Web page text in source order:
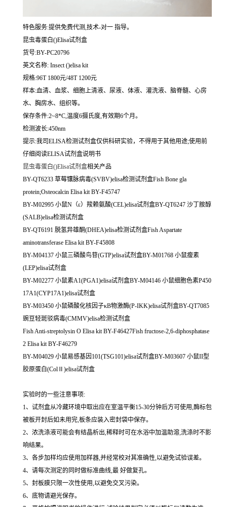
特色服务:提供免费代测,技术-对一 指导。
昆虫毒蛋白()Elisa试剂盒
货号:BY-PC20796
英文名称: Insect ()elisa kit
规格:96T 1800元/48T 1200元
样本:血清、血浆、细胞上清液、尿液、体液、灌洗液、脑脊髓、心房
水、胸房水、组织等。
保存条件:2~8*C,温度6摄氏度,有效期6个月。
检测波长:450nm
提示:我司ELISA检测试剂盒仅供科研实验，不得用于其他用途;使用前
仔细阅读ELISA试剂盒说明书
昆虫毒蛋白()Elisa试剂盒相关产品
BY-QT6233 草莓镶脉病毒(SVBV)elisa检测试剂盒Fish Bone gla
protein;Osteocalcin Elisa kit BY-F45747
BY-M02995 小鼠N（ε）羧赖氨酸(CEL)elisa试剂盒BY-QT6247 沙丁胺醇
(SALB)elisa检测试剂盒
BY-QT6191 脱氢异雄酮(DHEA)elisa检测试剂盒Fish Aspartate
aminotransferase Elisa kit BY-F45808
BY-M04137 小鼠三磷酸鸟苷(GTP)elisa试剂盒BY-M01768 小鼠瘦素
(LEP)elisa试剂盒
BY-M02277 小鼠素A1(PGA1)elisa试剂盒BY-M04146 小鼠细胞色素P450
17A1(CYP17A1)elisa试剂盒
BY-M03450 小鼠磷酸化核因子κB物激酶(P-IKK)elisa试剂盒BY-QT7085
豌豆轻斑驳病毒(CMMV)elisa检测试剂盒
Fish Anti-streptolysin O Elisa kit BY-F46427Fish fructose-2,6-diphosphatase
2 Elisa kit BY-F46279
BY-M04029 小鼠易感基因101(TSG101)elisa试剂盒BY-M03607 小鼠II型
胶原蛋白(ColⅡ)elisa试剂盒
实验时的一些注意事项:
1、试剂盒从冷藏环境中取出应在室温平衡15-30分钟后方可使用,酶标包
被板开封后如未用完,板条应装入密封袋中保存。
2、浓洗涤液可能会有结晶析出,稀释时可在水浴中加温助溶,洗涤时不影
响结果。
3、各步加样均应使用加样器,并经常校对其准确性,以避免试验误差。
4、请每次测定的同时做标准曲线,最 好做复孔。
5、封板膜只限一次性使用,以避免交叉污染。
6、底物请避光保存。